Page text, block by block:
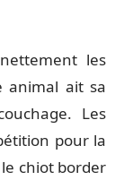
les
animal ait sa
Les
pour la
chiot border